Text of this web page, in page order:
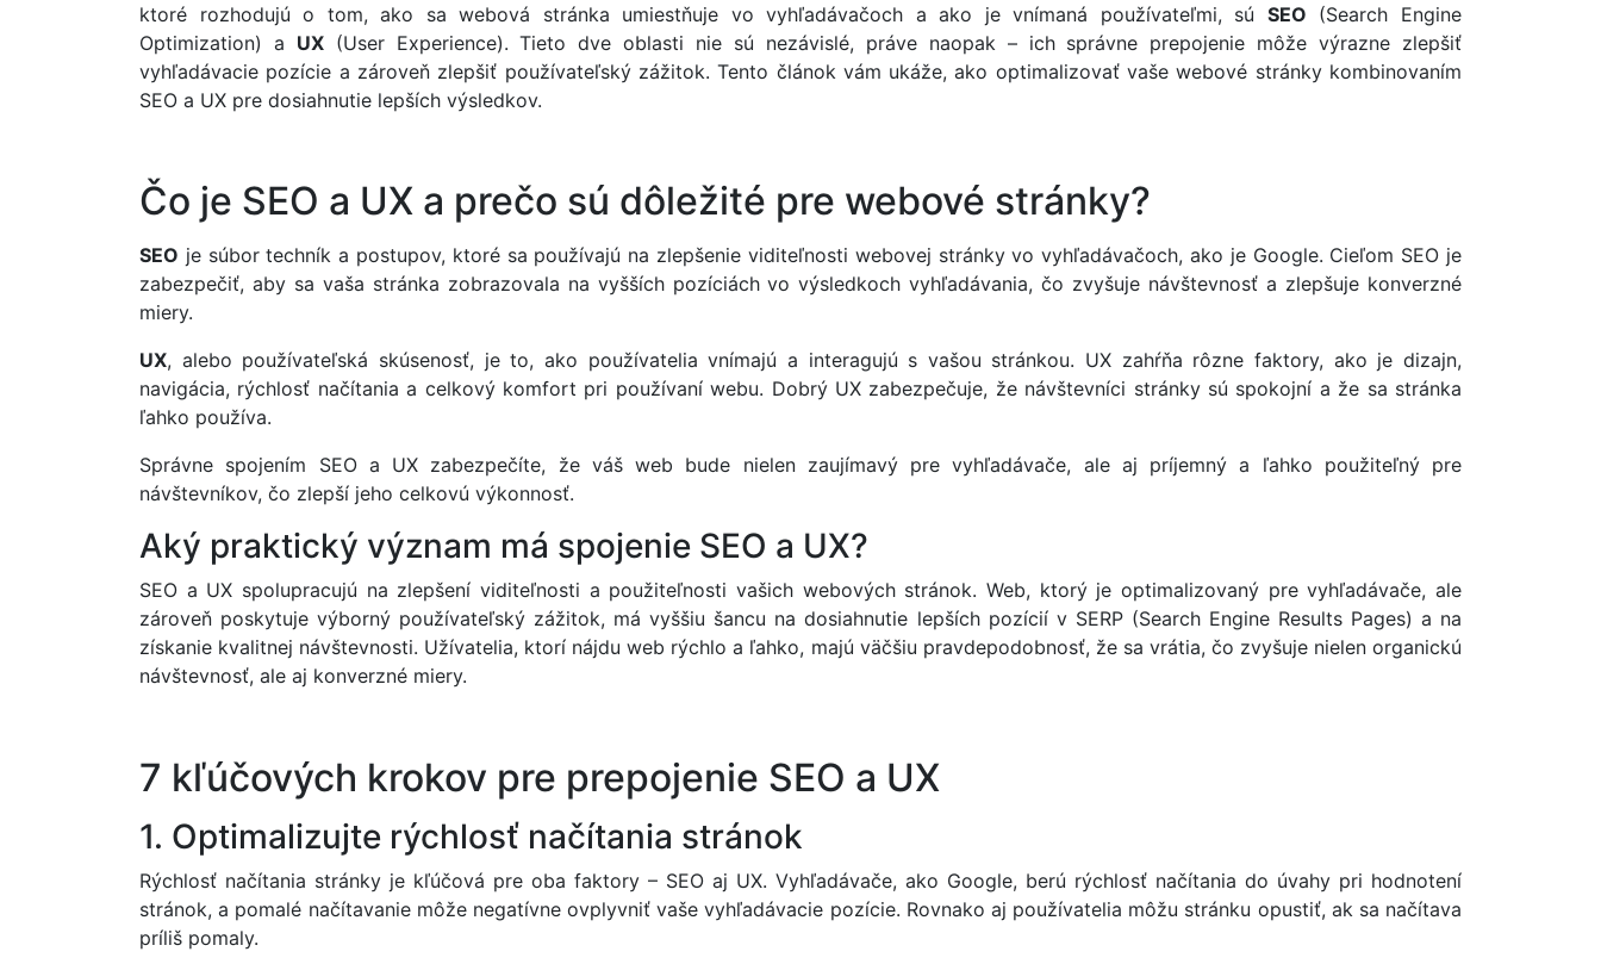
ktoré rozhodujú o tom, ako sa webová stránka umiestňuje vo vyhľadávačoch a ako je vnímaná používateľmi, sú SEO (Search Engine
Optimization) a UX(User Experience). Tieto dve oblasti nie sú nezávislé, práve naopak – ich správne prepojenie môže výrazne zlepšiť
vyhľadávacie pozície a zároveň zlepšiť používateľský zážitok. Tento článok vám ukáže, ako optimalizovať vaše webové stránky kombinovaním
SEO a UX pre dosiahnutie lepších výsledkov.
Čo je SEO a UX a prečo sú dôležité pre webové stránky?
SEO je súbor techník a postupov, ktoré sa používajú na zlepšenie viditeľnosti webovej stránky vo vyhľadávačoch, ako je Google. Cieľom SEO je
zabezpečiť, aby sa vaša stránka zobrazovala na vyšších pozíciách vo výsledkoch vyhľadávania, čo zvyšuje návštevnosť a zlepšuje konverzné
miery.
UX, alebo používateľská skúsenosť, je to, ako používatelia vnímajú a interagujú s vašou stránkou. UX zahŕňa rôzne faktory, ako je dizajn,
navigácia, rýchlosť načítania a celkový komfort pri používaní webu. Dobrý UX zabezpečuje, že návštevníci stránky sú spokojní a že sa stránka
ľahko používa.
Správne spojením SEO a UX zabezpečíte, že váš web bude nielen zaujímavý pre vyhľadávače, ale aj príjemný a ľahko použiteľný pre
návštevníkov, čo zlepší jeho celkovú výkonnosť.
Aký praktický význam má spojenie SEO a UX?
SEO a UX spolupracujú na zlepšení viditeľnosti a použiteľnosti vašich webových stránok. Web, ktorý je optimalizovaný pre vyhľadávače, ale
zároveň poskytuje výborný používateľský zážitok, má vyššiu šancu na dosiahnutie lepších pozícií v SERP (Search Engine Results Pages) a na
získanie kvalitnej návštevnosti. Užívatelia, ktorí nájdu web rýchlo a ľahko, majú väčšiu pravdepodobnosť, že sa vrátia, čo zvyšuje nielen organickú
návštevnosť, ale aj konverzné miery.
7 kľúčových krokov pre prepojenie SEO a UX
1. Optimalizujte rýchlosť načítania stránok
Rýchlosť načítania stránky je kľúčová pre oba faktory – SEO aj UX. Vyhľadávače, ako Google, berú rýchlosť načítania do úvahy pri hodnotení
stránok, a pomalé načítavanie môže negatívne ovplyvniť vaše vyhľadávacie pozície. Rovnako aj používatelia môžu stránku opustiť, ak sa načítava
príliš pomaly.